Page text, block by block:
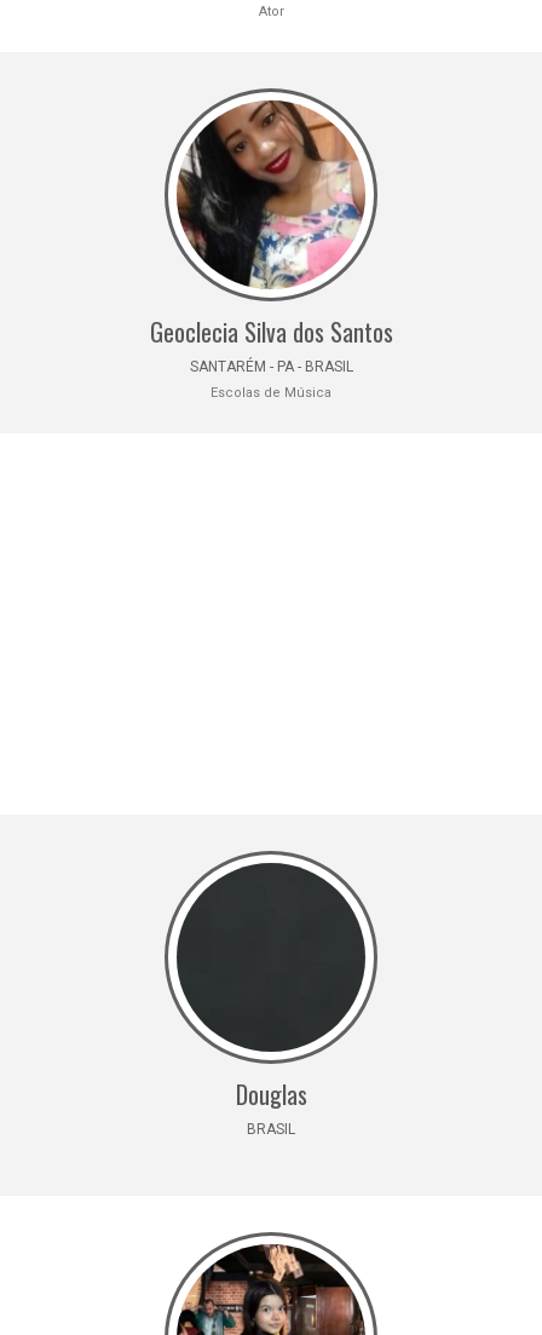
Ator
Geoclecia Silva dos Santos
SANTARÉM - PA - BRASIL
Escolas de Música
Douglas
BRASIL